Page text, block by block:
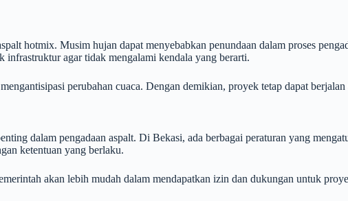
hotmix. Musim hujan dapat menyebabkan penundaan dalam proses
infrastruktur agar tidak mengalami kendala yang berarti.
perubahan cuaca. Dengan demikian, proyek tetap dapat
dalam pengadaan aspalt. Di Bekasi, ada berbagai peraturan yang
ketentuan yang berlaku.
akan lebih mudah dalam mendapatkan izin dan dukungan untuk